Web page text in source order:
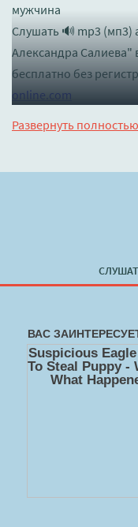
мужчина
Слушать 🔊 mp3 (мп3)
Александра Салиева"
бесплатно без
online.com
Развернуть полностью